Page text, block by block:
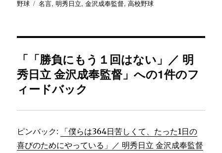
稿
稿
テ
野球
タ
名言,明秀日立,金沢成奉監督,高校野球
「「勝負にもう１回はない」／ 明
秀日立 金沢成奉監督」への1件のフ
ィードバック
ピンバック:
「僕らは364日苦しくて、たった1日の
喜びのためにやっている」／ 明秀日立 金沢成奉監督